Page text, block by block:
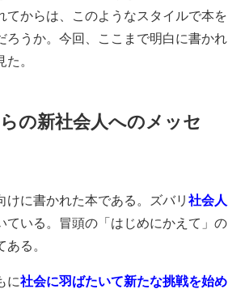
てからは、このようなスタイルで本を
ろうか。今回、ここまで明白に書かれ
。
の新社会人へのメッセ
けに書かれた本である。ズバリ 社会人
ている。冒頭の「はじめにかえて」の
る。
に社会に羽ばたいて新たな挑戦を始め